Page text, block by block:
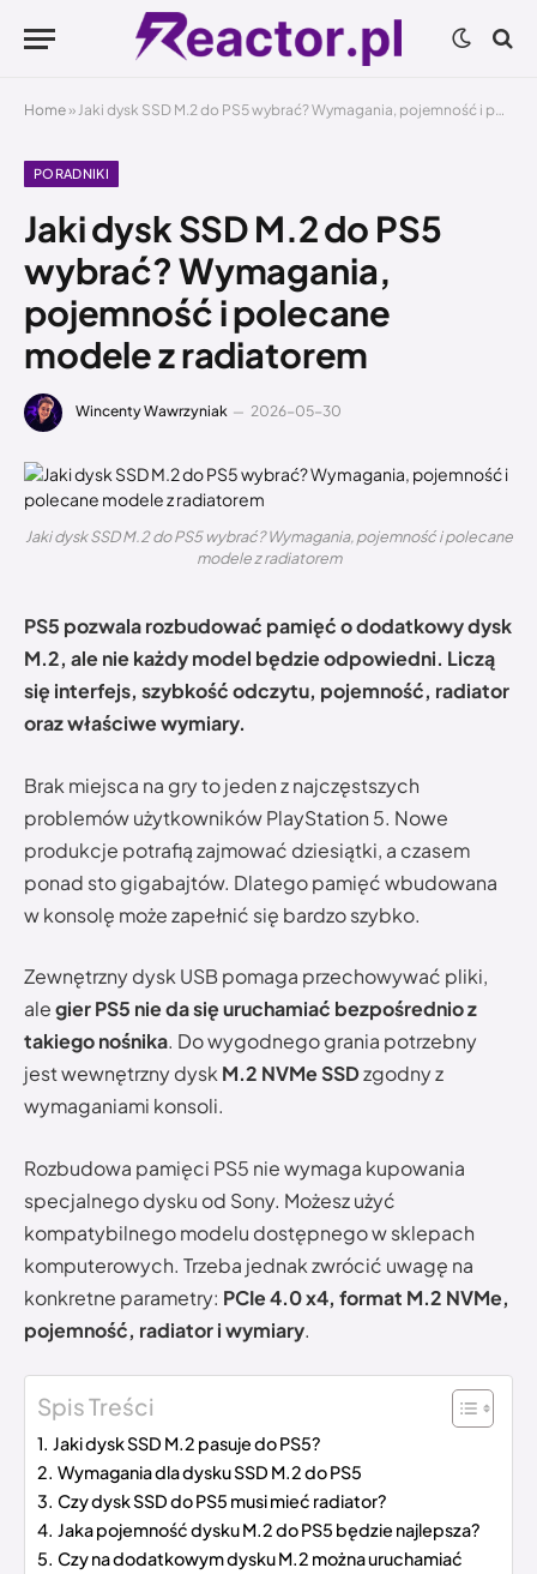
Home »Jaki dysk SSD M.2 do PS5 wybrać? Wymagania, pojemność i polecane modele z radiatorem
PORADNIKI
Jaki dysk SSD M.2 do PS5
wybrać? Wymagania,
pojemność i polecane
modele z radiatorem
Wincenty Wawrzyniak 2026-05-30
Jaki dysk SSD M.2 do PS5 wybrać? Wymagania, pojemność i polecane
modele z radiatorem
PS5 pozwala rozbudować pamięć o dodatkowy dysk
M.2, ale nie każdy model będzie odpowiedni. Liczą
się interfejs, szybkość odczytu, pojemność, radiator
oraz właściwe wymiary.
Brak miejsca na gry to jeden z najczęstszych
problemów użytkowników PlayStation 5. Nowe
produkcje potrafią zajmować dziesiątki, a czasem
ponad sto gigabajtów. Dlatego pamięć wbudowana
w konsolę może zapełnić się bardzo szybko.
Zewnętrzny dysk USB pomaga przechowywać pliki,
alegier PS5 nie da się uruchamiać bezpośrednio z
takiego nośnika. Do wygodnego grania potrzebny
jest wewnętrzny dyskM.2 NVMe SSDzgodny z
wymaganiami konsoli.
Rozbudowa pamięci PS5 nie wymaga kupowania
specjalnego dysku od Sony. Możesz użyć
kompatybilnego modelu dostępnego w sklepach
komputerowych. Trzeba jednak zwrócić uwagę na
konkretne parametry: PCIe 4.0 x4, format M.2 NVMe,
pojemność, radiator i wymiary.
Spis Treści
Jaki dysk SSD M.2 pasuje do PS5?
Wymagania dla dysku SSD M.2 do PS5
Czy dysk SSD do PS5 musi mieć radiator?
Jaka pojemność dysku M.2 do PS5 będzie najlepsza?
Czy na dodatkowym dysku M.2 można uruchamiać